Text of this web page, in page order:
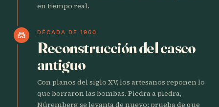
en tiempo real.
castle DÉCADA DE 1960
Reconstrucción del casco
antiguo
Con planos del siglo XV, los artesanos reponen lo
que borraron las bombas. Piedra a piedra,
Núremberg se levanta de nuevo: prueba de que